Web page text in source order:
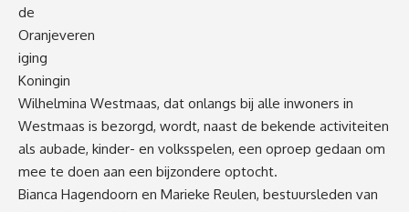
de
Oranjeveren
iging
Koningin
Wilhelmina Westmaas, dat onlangs bij alle inwoners in
Westmaas is bezorgd, wordt, naast de bekende activiteiten
als aubade, kinder- en volksspelen, een oproep gedaan om
mee te doen aan een bijzondere optocht.
Bianca Hagendoorn en Marieke Reulen, bestuursleden van